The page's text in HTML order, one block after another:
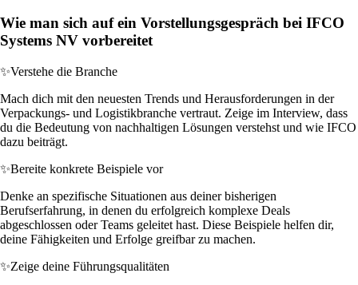
Wie man sich auf ein Vorstellungsgespräch bei IFCO
Systems NV vorbereitet
✨Verstehe die Branche
Mach dich mit den neuesten Trends und Herausforderungen in der
Verpackungs- und Logistikbranche vertraut. Zeige im Interview, dass
du die Bedeutung von nachhaltigen Lösungen verstehst und wie IFCO
dazu beiträgt.
✨Bereite konkrete Beispiele vor
Denke an spezifische Situationen aus deiner bisherigen
Berufserfahrung, in denen du erfolgreich komplexe Deals
abgeschlossen oder Teams geleitet hast. Diese Beispiele helfen dir,
deine Fähigkeiten und Erfolge greifbar zu machen.
✨Zeige deine Führungsqualitäten